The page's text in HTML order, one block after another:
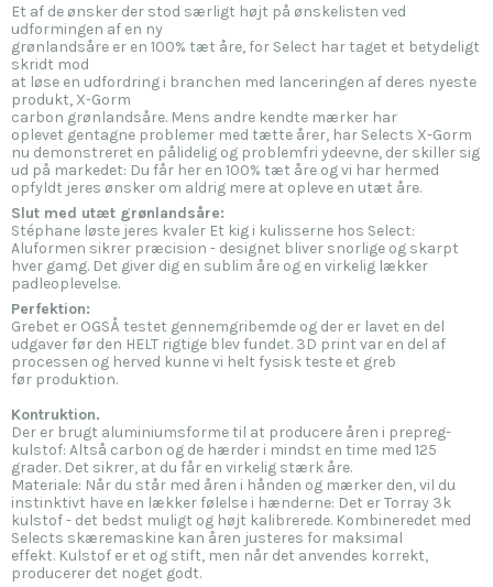
Et af de ønsker der stod særligt højt på ønskelisten ved
udformingen af en ny
grønlandsåre er en 100% tæt åre, for Select har taget et betydeligt
skridt mod
at løse en udfordring i branchen med lanceringen af deres nyeste
produkt, X-Gorm
carbon grønlandsåre. Mens andre kendte mærker har
oplevet gentagne problemer med tætte årer, har Selects X-Gorm
nu demonstreret en pålidelig og problemfri ydeevne, der skiller sig
ud på markedet: Du får her en 100% tæt åre og vi har hermed
opfyldt jeres ønsker om aldrig mere at opleve en utæt åre.
Slut med utæt grønlandsåre:
Stéphane løste jeres kvaler Et kig i kulisserne hos Select:
Aluformen sikrer præcision - designet bliver snorlige og skarpt
hver gamg. Det giver dig en sublim åre og en virkelig lækker
padleoplevelse.
Perfektion:
Grebet er OGSÅ testet gennemgribemde og der er lavet en del
udgaver før den HELT rigtige blev fundet. 3D print var en del af
processen og herved kunne vi helt fysisk teste et greb
før produktion.
Kontruktion.
Der er brugt aluminiumsforme til at producere åren i prepreg-
kulstof: Altså carbon og de hærder i mindst en time med 125
grader. Det sikrer, at du får en virkelig stærk åre.
Materiale: Når du står med åren i hånden og mærker den, vil du
instinktivt have en lækker følelse i hænderne: Det er Torray 3k
kulstof - det bedst muligt og højt kalibrerede. Kombineredet med
Selects skæremaskine kan åren justeres for maksimal
effekt. Kulstof er et og stift, men når det anvendes korrekt,
producerer det noget godt.